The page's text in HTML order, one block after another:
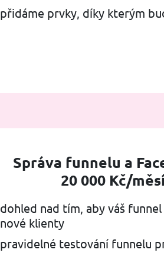
přidáme prvky, díky kterým
Správa funnelu a
20 000 Kč/
dohled nad tím, aby váš
nové klienty
pravidelné testování funnelu